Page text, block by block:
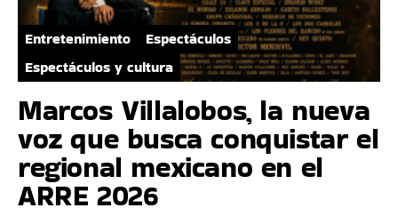
Entretenimiento
Espectáculos
Espectáculos y cultura
Marcos Villalobos, la nueva
voz que busca conquistar el
regional mexicano en el
ARRE 2026